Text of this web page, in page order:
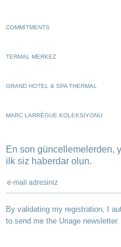
COMMITMENTS
TERMAL MERKEZ
GRAND HOTEL & SPA THERMAL
MARC LARRÈGUE KOLEKSIYONU
En son güncellemelerden,
ilk siz haberdar olun.
e-mail adresiniz
By validating my registration, I
to send me the Uriage newsletter.